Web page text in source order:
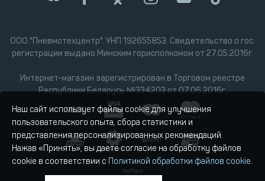
ООО "Пневмотехцентр". УНП 192655853. Свидетельство о гос.
регистрации выдано Минским горисполкомом от 27.05.2016г.
Интернет-магазин зарегистрирован в Торговом реестре
Республики Беларусь №334203 от 07.06.2016г.
Наш сайт использует файлы cookie для улучшения
пользовательского опыта, сбора статистики и
представления персонализированных рекомендаций.
Нажав «Принять», вы даете согласие на обработку файлов
cookie в соответствии с Политикой обработки файлов cookie.